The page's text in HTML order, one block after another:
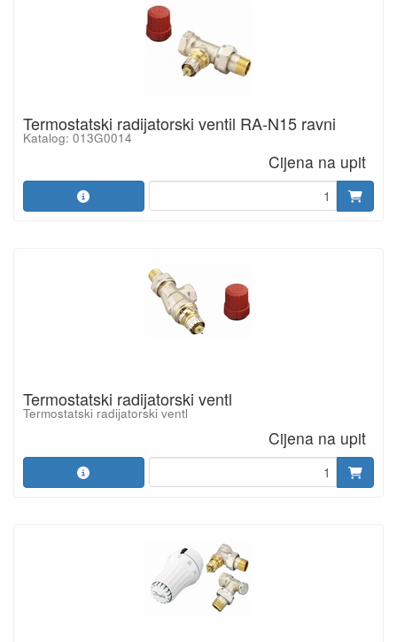
Termostatski radijatorski ventil RA-N15 ravni
Katalog: 013G0014
Cijena na upit
Termostatski radijatorski ventl
Termostatski radijatorski ventl
Cijena na upit